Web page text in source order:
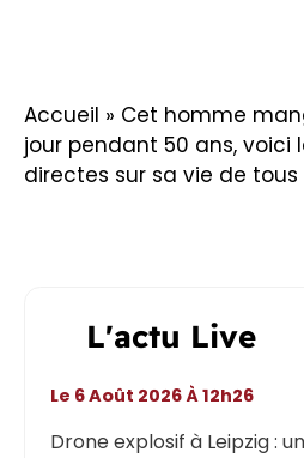
Accueil » Cet homme
jour pendant 50 ans, voici
directes sur sa vie de tous
L'actu Live
Drone explosif à Leipzig :
Le 6 Août 2026 À 12h26